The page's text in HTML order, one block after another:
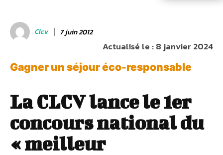
Clcv 7 juin 2012
Actualisé le :8 janvier 2024
Gagner un séjour éco-responsable
La CLCV lance le 1er
concours national du
« meilleur